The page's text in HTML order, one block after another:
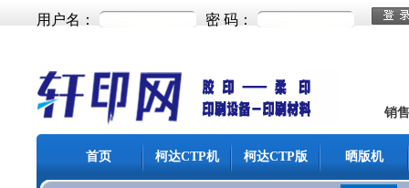
用户名： 密 码：
销
首页 柯达CTP机 柯达CTP版 晒版机